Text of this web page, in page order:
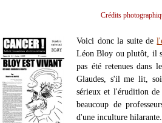
Crédits
Voici donc la suite de
Léon Bloy ou plutôt, il
pas été retenues dans
Glaudes, s'il me lit,
sérieux et l'érudition
beaucoup de
d'une inculture